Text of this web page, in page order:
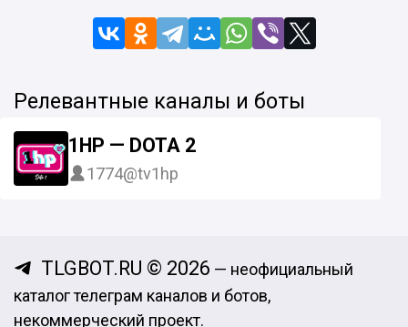
Релевантные каналы и боты
1HP — DOTA 2
1774@tv1hp
TLGBOT.RU © 2026 — неофициальный
каталог телеграм каналов и ботов,
некоммерческий проект.